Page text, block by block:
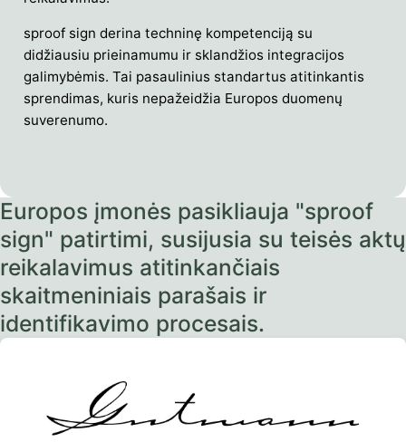
sproof sign derina techninę kompetenciją su
didžiausiu prieinamumu ir sklandžios integracijos
galimybėmis. Tai pasaulinius standartus atitinkantis
sprendimas, kuris nepažeidžia Europos duomenų
suverenumo.
Europos įmonės pasikliauja "sproof
sign" patirtimi, susijusia su teisės aktų
reikalavimus atitinkančiais
skaitmeniniais parašais ir
identifikavimo procesais.